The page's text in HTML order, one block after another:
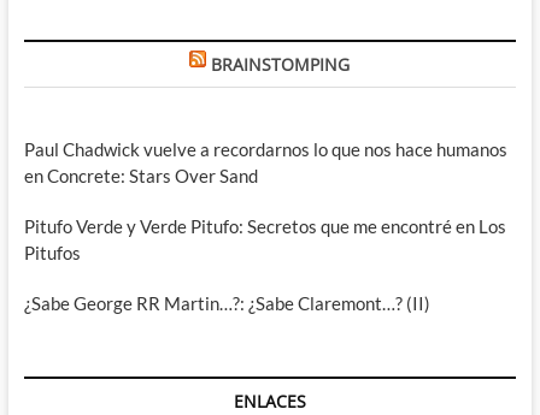
BRAINSTOMPING
Paul Chadwick vuelve a recordarnos lo que nos hace humanos
en Concrete: Stars Over Sand
Pitufo Verde y Verde Pitufo: Secretos que me encontré en Los
Pitufos
¿Sabe George RR Martin…?: ¿Sabe Claremont…? (II)
ENLACES